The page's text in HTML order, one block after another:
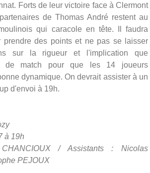
Forts de leur victoire face à Clermont
de Thomas André restent au
qui caracole en tête. Il faudra
prendre des points et ne pas se laisser
sur la rigueur et l'implication que
de match pour que les 14 joueurs
dynamique. On devrait assister à un
d'envoi à 19h.
à 19h
/ Assistants : Nicolas
PEJOUX